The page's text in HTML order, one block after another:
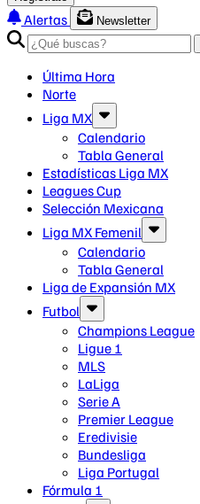
Alertas
Newsletter
Última Hora
Norte
Liga MX
Calendario
Tabla General
Estadísticas Liga MX
Leagues Cup
Selección Mexicana
Liga MX Femenil
Calendario
Tabla General
Liga de Expansión MX
Futbol
Champions League
Ligue 1
MLS
LaLiga
Serie A
Premier League
Eredivisie
Bundesliga
Liga Portugal
Fórmula 1